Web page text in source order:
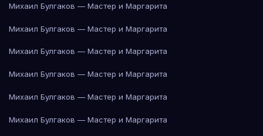
Михаил Булгаков — Мастер и Маргарита
Михаил Булгаков — Мастер и Маргарита
Михаил Булгаков — Мастер и Маргарита
Михаил Булгаков — Мастер и Маргарита
Михаил Булгаков — Мастер и Маргарита
Михаил Булгаков — Мастер и Маргарита